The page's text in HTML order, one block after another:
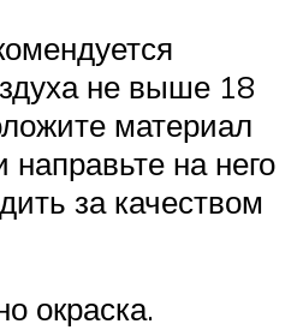
не выше 18
материал
направьте на него
за качеством
окраска.